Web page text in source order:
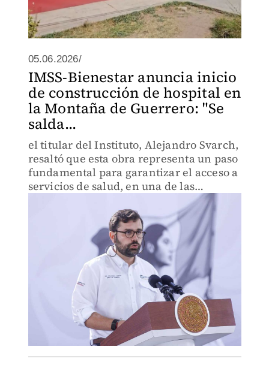
05.06.2026/
IMSS-Bienestar anuncia inicio
de construcción de hospital en
la Montaña de Guerrero: "Se
salda...
el titular del Instituto, Alejandro Svarch,
resaltó que esta obra representa un paso
fundamental para garantizar el acceso a
servicios de salud, en una de las
regiones con mayores rezagos del país.